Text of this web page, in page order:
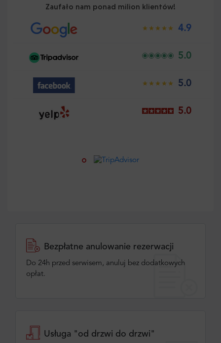
Zaufało nam ponad milion klientów!
4.9
5.0
5.0
5.0
Bezpłatne anulowanie rezerwacji
Do 24h przed serwisem, anuluj bez dodatkowych
opłat.
Usługa "od drzwi do drzwi"